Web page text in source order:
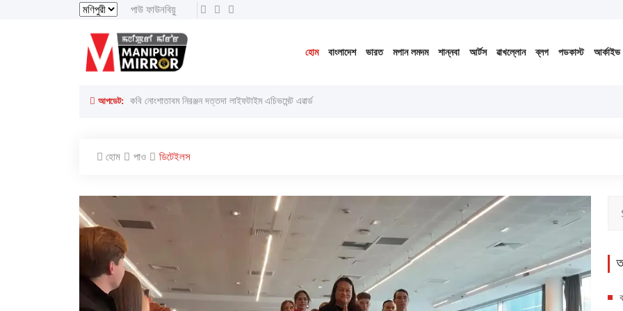
পাউ ফাউনবিয়ু
ইরাই, ৭ অগাস্ট ২০২৬ ইং
হোম বাংলাদেশ ভারত মপান লমদম শান্নবা আর্টস ৱাখল্লোন ব্লগ পডকাস্ট আর্কাইভ
আপডেট: লাইরেল্লাকপম হেরামনিগী '' অতিয়াগী তেলেঙ্গা '' ফোঙখ্রে
হোম পাও ডিটেইলস